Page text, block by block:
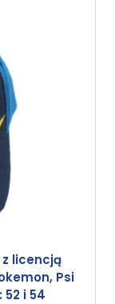
licencją
Psi
52 i 54